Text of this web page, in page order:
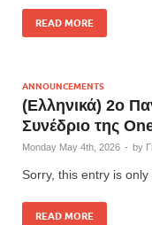
READ MORE
ANNOUNCEMENTS
(Ελληνικά) 2ο
Συνέδριο της
Monday May 4th, 2026 - by
Sorry, this entry is only
READ MORE